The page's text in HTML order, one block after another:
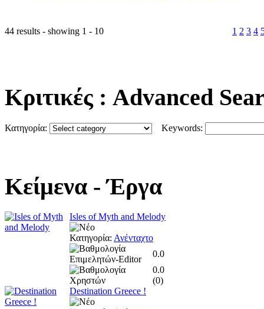
44 results - showing 1 - 10 1 2 3 4
Κριτικές : Advanced
Κατηγορία: Keywords:
Κείμενα - Έργα
Isles of Myth and Melody
Κατηγορία: Ανένταχτο
0.0
0.0
(0)
Destination Greece !